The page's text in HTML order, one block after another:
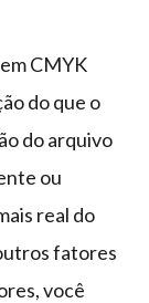
CMYK
do que o
do arquivo
ou
real do
fatores
você